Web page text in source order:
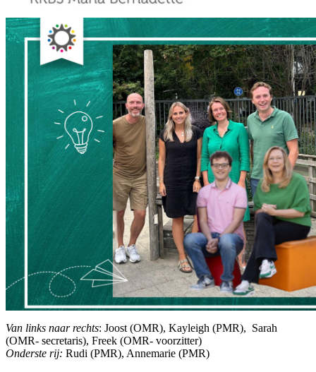
Van links naar rechts: Joost (OMR), Kayleigh (PMR), Sarah
(OMR- secretaris), Freek (OMR- voorzitter)
Onderste rij: Rudi (PMR), Annemarie (PMR)